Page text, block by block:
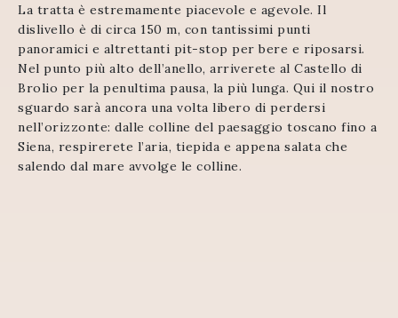
La tratta è estremamente piacevole e agevole. Il
dislivello è di circa 150 m, con tantissimi punti
panoramici e altrettanti pit-stop per bere e riposarsi.
Nel punto più alto dell’anello, arriverete al Castello di
Brolio per la penultima pausa, la più lunga. Qui il nostro
sguardo sarà ancora una volta libero di perdersi
nell’orizzonte: dalle colline del paesaggio toscano fino a
Siena, respirerete l’aria, tiepida e appena salata che
salendo dal mare avvolge le colline.